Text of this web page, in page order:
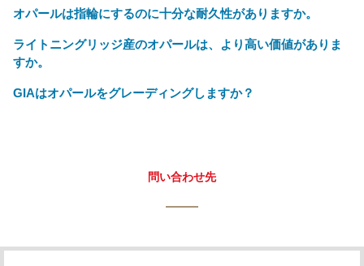
オパールは指輪にするのに十分な耐久性がありますか。
ライトニングリッジ産のオパールは、より高い価値がありま
すか。
GIAはオパールをグレーディングしますか？
問い合わせ先